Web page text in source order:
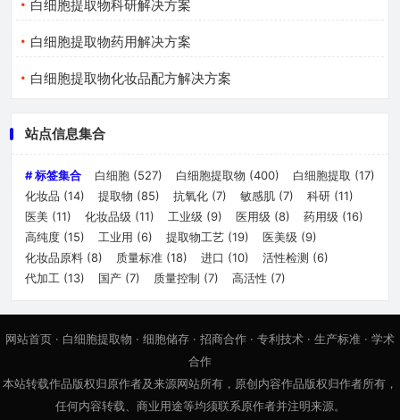
白细胞提取物科研解决方案
白细胞提取物药用解决方案
白细胞提取物化妆品配方解决方案
站点信息集合
# 标签集合 白细胞 (527) 白细胞提取物 (400) 白细胞提取 (17)
化妆品 (14) 提取物 (85) 抗氧化 (7) 敏感肌 (7) 科研 (11)
医美 (11) 化妆品级 (11) 工业级 (9) 医用级 (8) 药用级 (16)
高纯度 (15) 工业用 (6) 提取物工艺 (19) 医美级 (9)
化妆品原料 (8) 质量标准 (18) 进口 (10) 活性检测 (6)
代加工 (13) 国产 (7) 质量控制 (7) 高活性 (7)
网站首页 · 白细胞提取物 · 细胞储存 · 招商合作 · 专利技术 · 生产标准 · 学术
合作
本站转载作品版权归原作者及来源网站所有，原创内容作品版权归作者所有，
任何内容转载、商业用途等均须联系原作者并注明来源。